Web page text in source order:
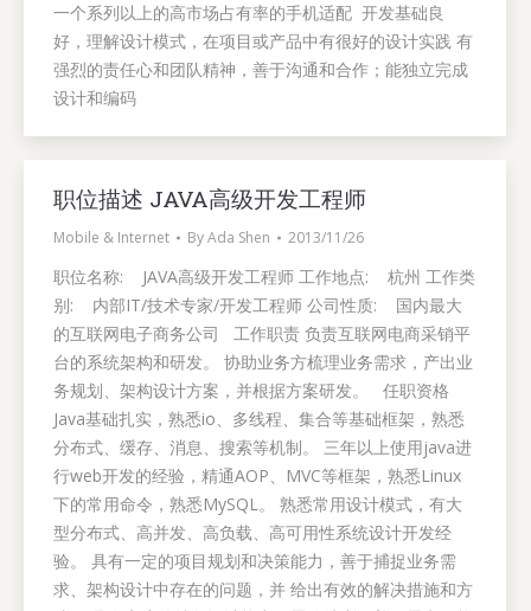
一个系列以上的高市场占有率的手机适配 开发基础良
好，理解设计模式，在项目或产品中有很好的设计实践 有
强烈的责任心和团队精神，善于沟通和合作；能独立完成
设计和编码
职位描述 JAVA高级开发工程师
Mobile & Internet ByAda Shen 2013/11/26
职位名称: JAVA高级开发工程师 工作地点: 杭州 工作类
别: 内部IT/技术专家/开发工程师 公司性质: 国内最大
的互联网电子商务公司 工作职责 负责互联网电商采销平
台的系统架构和研发。 协助业务方梳理业务需求，产出业
务规划、架构设计方案，并根据方案研发。 任职资格
Java基础扎实，熟悉io、多线程、集合等基础框架，熟悉
分布式、缓存、消息、搜索等机制。 三年以上使用java进
行web开发的经验，精通AOP、MVC等框架，熟悉Linux
下的常用命令，熟悉MySQL。 熟悉常用设计模式，有大
型分布式、高并发、高负载、高可用性系统设计开发经
验。 具有一定的项目规划和决策能力，善于捕捉业务需
求、架构设计中存在的问题，并 给出有效的解决措施和方